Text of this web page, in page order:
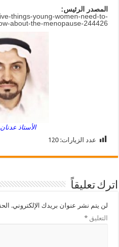
المصدر الرئيس:
things-young-women-need-to-
about-the-menopause-244426
الأستاذ
عدد الزيارات: 120
اترك تعليقاً
لن يتم نشر عنوان بريدك الإلكتروني.
التعليق*